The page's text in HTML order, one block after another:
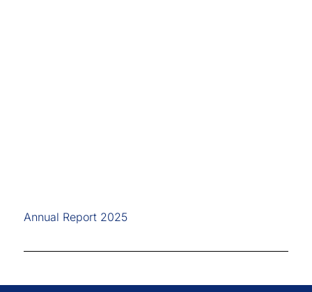
Annual Report 2025